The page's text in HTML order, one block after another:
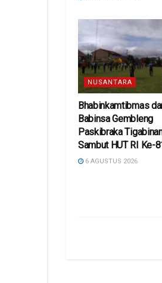
NUSANTARA
Bhabinkamtibmas
Babinsa Gembleng
Paskibraka
Sambut HUT RI Ke-
6 AGUSTUS 2026